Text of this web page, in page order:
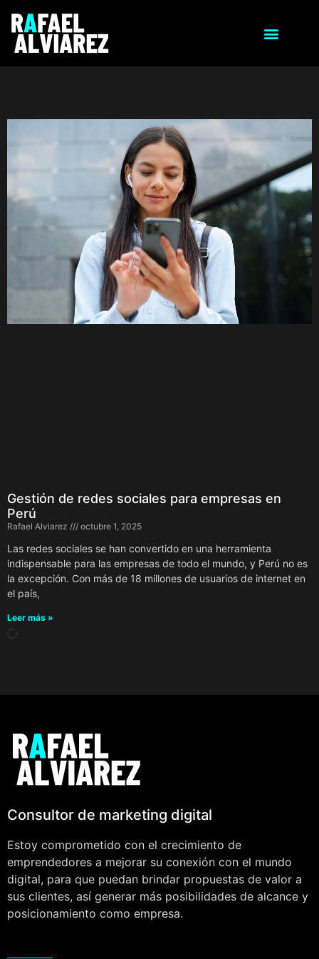
Gestión de redes sociales para empresas en
Perú
Rafael Alviarez octubre 1, 2025
Las redes sociales se han convertido en una herramienta
indispensable para las empresas de todo el mundo, y Perú no es
la excepción. Con más de 18 millones de usuarios de internet en
el país,
Leer más »
Consultor de marketing digital
Estoy comprometido con el crecimiento de
emprendedores a mejorar su conexión con el mundo
digital, para que puedan brindar propuestas de valor a
sus clientes, así generar más posibilidades de alcance y
posicionamiento como empresa.